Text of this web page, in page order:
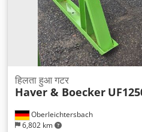
Oberleichtersbach
6,802 km
हिलता हुआ गटर
Haver & Boecker